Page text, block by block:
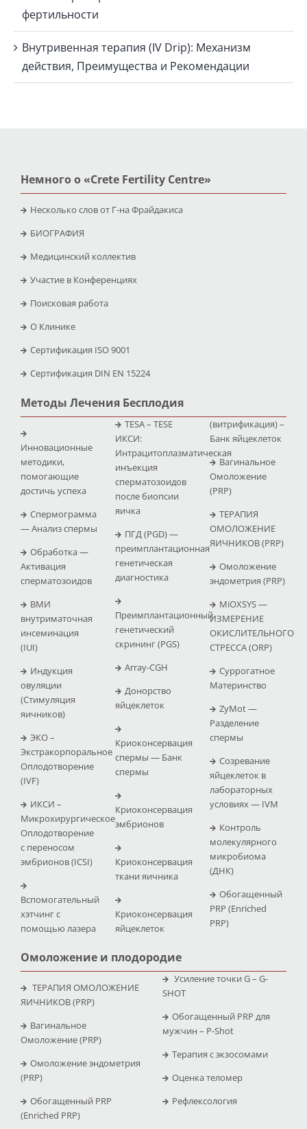
фертильности
Внутривенная терапия (IV Drip): Механизм
действия, Преимущества и Рекомендации
Немного о «Crete Fertility Centre»
Несколько слов от Г-на Фрайдакиса
БИОГРАФИЯ
Медицинский коллектив
Участие в Конференциях
Поисковая работа
O Клинике
Сертификация ISO 9001
Сертификация DIN EN 15224
Методы Лечения Бесплодия
Инновационные
методики,
помогающие
достичь успеха
Спермограмма
— Анализ спермы
Обработка —
Активация
сперматозоидов
ВМИ
внутриматочная
инсеминация
(IUI)
Индукция
овуляции
(Стимуляция
яичников)
ЭКО –
Экстракорпоральное
Оплодотворение
(IVF)
ИКСИ –
Микрохирургическое
Оплодотворение
с переносом
эмбрионов (ICSI)
Вспомогательный
хэтчинг с
помощью лазера
TESA – TESE
ИКСИ:
Интрацитоплазматическая
инъекция
сперматозоидов
после биопсии
яичка
ПГД (PGD) —
преимплантационная
генетическая
диагностика
Преимплантационный
генетический
скрининг (PGS)
Array-CGH
Донорство
яйцеклеток
Криоконсервация
спермы — Банк
спермы
Криоконсервация
эмбрионов
Криоконсервация
ткани яичника
Криоконсервация
яйцеклеток
(витрификация) –
Банк яйцеклеток
Вагинальное
Омоложение
(PRP)
ТЕРАПИЯ
ОМОЛОЖЕНИЕ
ЯИЧНИКОВ (PRP)
Омоложение
эндометрия (PRP)
MiOXSYS —
ИЗМЕРЕНИЕ
ОКИСЛИТЕЛЬНОГО
СТРЕССА (ΟRP)
Суррогатное
Материнство
ZyMot —
Pазделение
спермы
Созревание
яйцеклеток в
лабораторных
условиях — IVM
Контроль
молекулярного
микробиома
(ДНК)
Обогащенный
PRP (Enriched
PRP)
Омоложение и плодородие
ТЕРАПИЯ ОМОЛОЖЕНИЕ
ЯИЧНИКОВ (PRP)
Вагинальное
Омоложение (PRP)
Омоложение эндометрия
(PRP)
Обогащенный PRP
(Enriched PRP)
Усиление точки G – G-
SHOT
Обогащенный PRP для
мужчин – P-Shot
Терапия с экзосомами
Оценка теломер
Рефлексология